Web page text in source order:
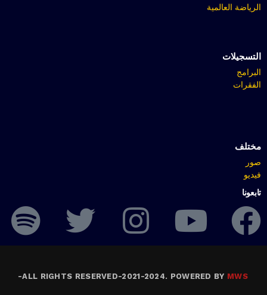
الرياضة العالمية
التسجيلات
البرامج
الفقرات
مختلف
صور
فيديو
تابعونا
ALL RIGHTS RESERVED-2021-2024. POWERED BY MWS
-